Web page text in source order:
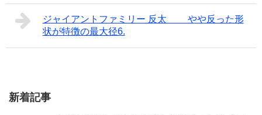
ジャイアントファミリー 反太 やや反った形
状が特徴の最大径6.
新着記事